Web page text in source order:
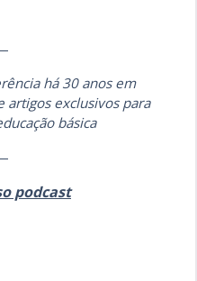
há 30 anos em
artigos exclusivos para
básica
podcast